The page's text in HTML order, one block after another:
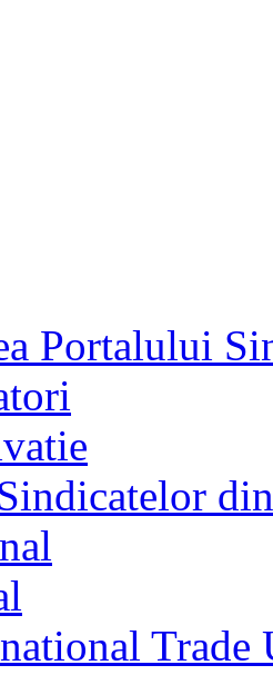
Portalului
Trade